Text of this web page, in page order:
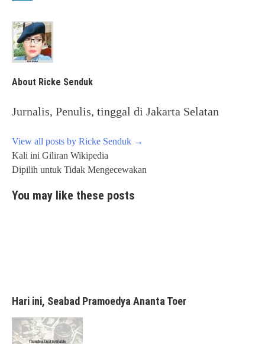
About Ricke Senduk
Jurnalis, Penulis, tinggal di Jakarta Selatan
View all posts by Ricke Senduk →
Post
navigation
Kali ini Giliran Wikipedia
Dipilih untuk Tidak Mengecewakan
You may like these posts
Hari ini, Seabad Pramoedya Ananta Toer